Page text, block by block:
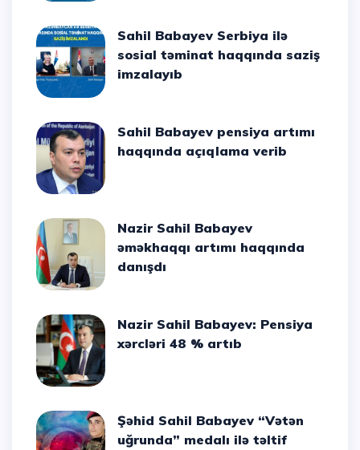
Sahil Babayev Serbiya ilə
sosial təminat haqqında saziş
imzalayıb
Sahil Babayev pensiya artımı
haqqında açıqlama verib
Nazir Sahil Babayev
əməkhaqqı artımı haqqında
danışdı
Nazir Sahil Babayev: Pensiya
xərcləri 48 % artıb
Şəhid Sahil Babayev “Vətən
uğrunda” medalı ilə təltif